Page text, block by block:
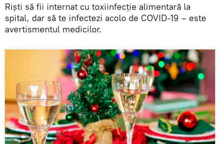
Riști să fii internat cu toxiinfecție alimentară la
spital, dar să te infectezi acolo de COVID-19 – este
avertismentul medicilor.